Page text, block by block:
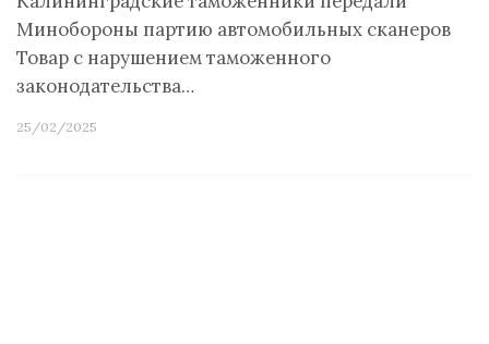
Минобороны партию автомобильных сканеров
Товар с нарушением таможенного
законодательства…
25/02/2025